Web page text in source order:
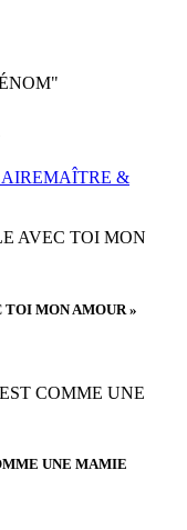
MAÎTRE &
MON AMOUR »
UNE MAMIE